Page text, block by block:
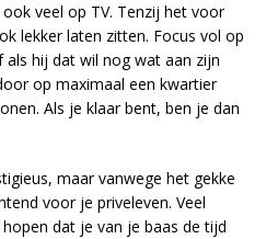
veel op TV. Tenzij het voor
lekker laten zitten. Focus vol op
als hij dat wil nog wat aan zijn
op maximaal een kwartier
Als je klaar bent, ben je dan
maar vanwege het gekke
voor je priveleven. Veel
dat je van je baas de tijd